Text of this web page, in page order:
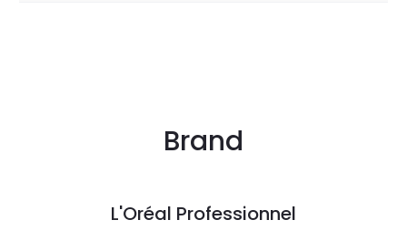
Brand
L'Oréal Professionnel